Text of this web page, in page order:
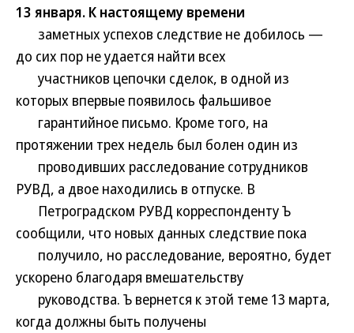
13 января. К настоящему времени
заметных успехов следствие не добилось —
до сих пор не удается найти всех
участников цепочки сделок, в одной из
которых впервые появилось фальшивое
гарантийное письмо. Кроме того, на
протяжении трех недель был болен один из
проводивших расследование сотрудников
РУВД, а двое находились в отпуске. В
Петроградском РУВД корреспонденту Ъ
сообщили, что новых данных следствие пока
получило, но расследование, вероятно, будет
ускорено благодаря вмешательству
руководства. Ъ вернется к этой теме 13 марта,
когда должны быть получены